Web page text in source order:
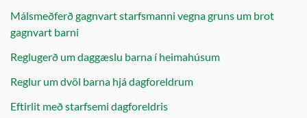
Málsmeðferð gagnvart starfsmanni vegna gruns um brot
gagnvart barni
Reglugerð um daggæslu barna í heimahúsum
Reglur um dvöl barna hjá dagforeldrum
Eftirlit með starfsemi dagforeldris